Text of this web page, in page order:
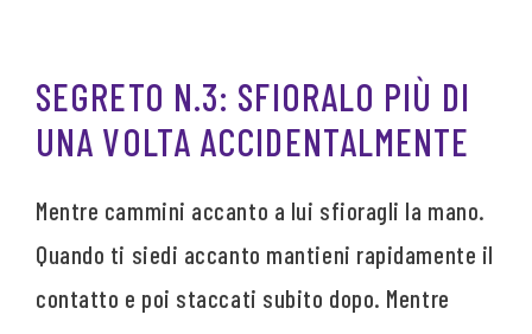
SEGRETO N.3: SFIORALO PIÙ DI
UNA VOLTA ACCIDENTALMENTE
Mentre cammini accanto a lui sfioragli la mano.
Quando ti siedi accanto mantieni rapidamente il
contatto e poi staccati subito dopo. Mentre